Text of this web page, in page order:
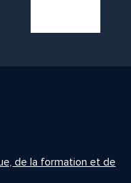
de la formation et de